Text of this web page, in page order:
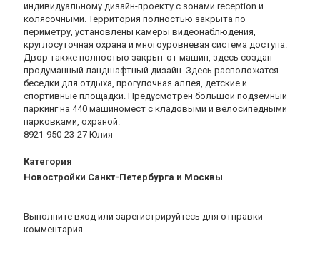
индивидуальному дизайн-проекту с зонами reception и
колясочными. Территория полностью закрыта по
периметру, установлены камеры видеонаблюдения,
круглосуточная охрана и многоуровневая система доступа.
Двор также полностью закрыт от машин, здесь создан
продуманный ландшафтный дизайн. Здесь расположатся
беседки для отдыха, прогулочная аллея, детские и
спортивные площадки. Предусмотрен большой подземный
паркинг на 440 машиномест с кладовыми и велосипедными
парковками, охраной.
8921-950-23-27 Юлия
Категория
Новостройки Санкт-Петербурга и Москвы
Выполните вход или зарегистрируйтесь для отправки
комментария.